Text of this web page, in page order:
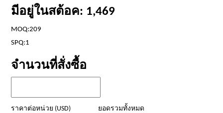
มีอยู่ในสต้อค: 1,469
MOQ:209
SPQ:1
จำนวนที่สั่งซื้อ
ราคาต่อหน่วย (USD) ยอดรวมทั้งหมด